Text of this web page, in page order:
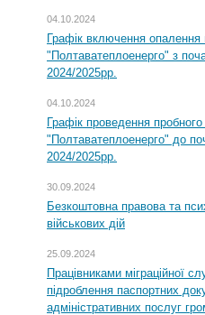
04.10.2024
Графік включення
"Полтаватеплоенерго" з
2024/2025рр.
04.10.2024
Графік проведення
"Полтаватеплоенерго" до
2024/2025рр.
30.09.2024
Безкоштовна правова та
військових дій
25.09.2024
Працівниками міграційної
підроблення паспортних
адміністративних послуг